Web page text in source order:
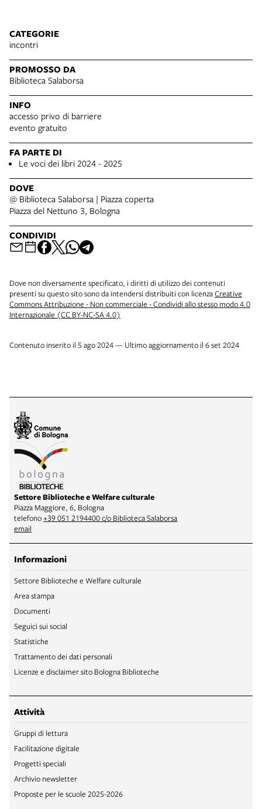
CATEGORIE
incontri
PROMOSSO DA
Biblioteca Salaborsa
INFO
accesso privo di barriere
evento gratuito
FA PARTE DI
Le voci dei libri 2024 - 2025
DOVE
@ Biblioteca Salaborsa | Piazza coperta
Piazza del Nettuno 3, Bologna
CONDIVIDI
Dove non diversamente specificato, i diritti di utilizzo dei contenuti
presenti su questo sito sono da intendersi distribuiti con licenzaCreative
Commons Attribuzione - Non commerciale - Condividi allo stesso modo 4.0
Internazionale (CC BY-NC-SA 4.0)
Contenuto inserito il 5 ago 2024 — Ultimo aggiornamento il 6 set 2024
Settore Biblioteche e Welfare culturale
Piazza Maggiore, 6, Bologna
telefono+39 051 2194400 c/o Biblioteca Salaborsa
email
Informazioni
Settore Biblioteche e Welfare culturale
Area stampa
Documenti
Seguici sui social
Statistiche
Trattamento dei dati personali
Licenze e disclaimer sito Bologna Biblioteche
Attività
Gruppi di lettura
Facilitazione digitale
Progetti speciali
Archivio newsletter
Proposte per le scuole 2025-2026